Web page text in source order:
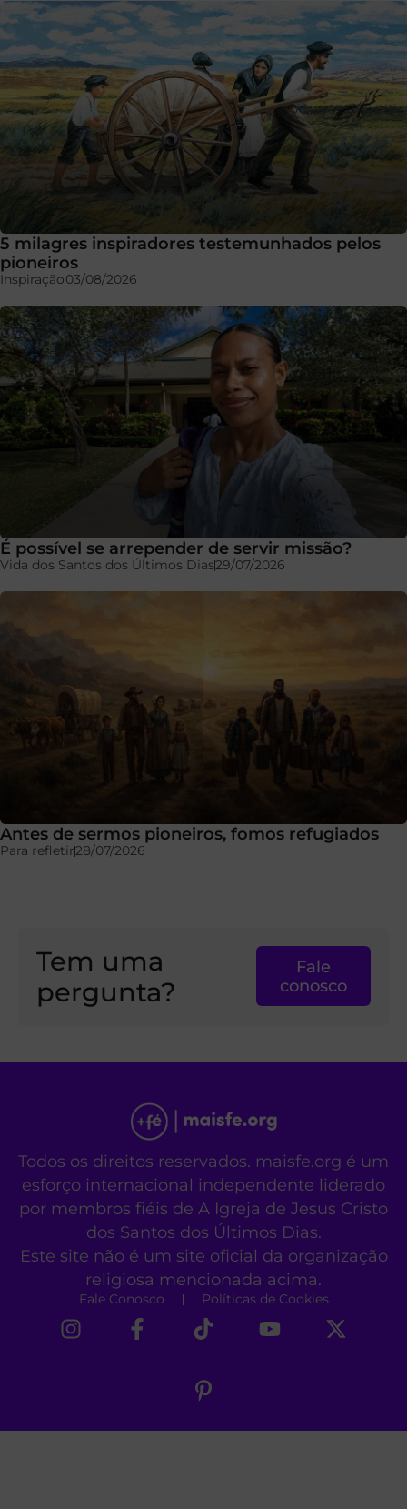
5 milagres inspiradores testemunhados pelos
pioneiros
Inspiração03/08/2026
É possível se arrepender de servir missão?
Vida dos Santos dos Últimos Dias29/07/2026
Antes de sermos pioneiros, fomos refugiados
Para refletir28/07/2026
Tem uma
pergunta?
Fale
conosco
Todos os direitos reservados. maisfe.org é um
esforço internacional independente liderado
por membros fiéis de A Igreja de Jesus Cristo
dos Santos dos Últimos Dias.
Este site não é um site oficial da organização
religiosa mencionada acima.
Fale Conosco Políticas de Cookies